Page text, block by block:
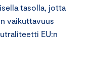
tasolla, jotta
vaikuttavuus
EU:n